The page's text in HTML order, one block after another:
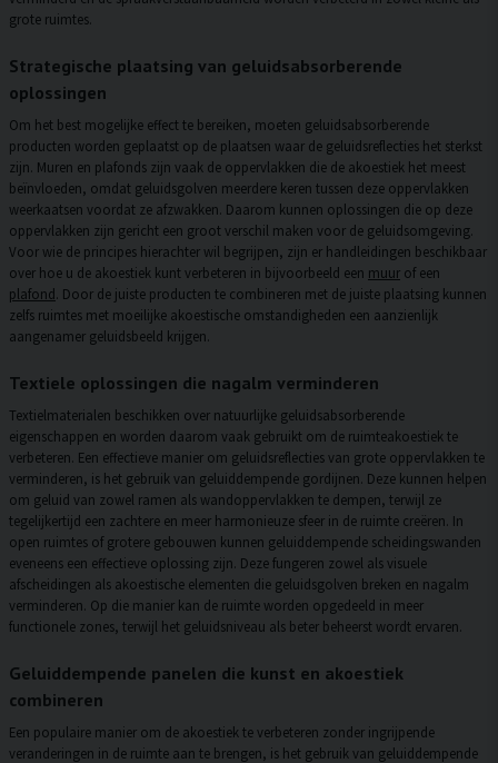
grote ruimtes.
Strategische plaatsing van geluidsabsorberende
oplossingen
Om het best mogelijke effect te bereiken, moeten geluidsabsorberende
producten worden geplaatst op de plaatsen waar de geluidsreflecties het sterkst
zijn. Muren en plafonds zijn vaak de oppervlakken die de akoestiek het meest
beïnvloeden, omdat geluidsgolven meerdere keren tussen deze oppervlakken
weerkaatsen voordat ze afzwakken. Daarom kunnen oplossingen die op deze
oppervlakken zijn gericht een groot verschil maken voor de geluidsomgeving.
Voor wie de principes hierachter wil begrijpen, zijn er handleidingen beschikbaar
over hoe u de akoestiek kunt verbeteren in bijvoorbeeld een muur of een
plafond . Door de juiste producten te combineren met de juiste plaatsing kunnen
zelfs ruimtes met moeilijke akoestische omstandigheden een aanzienlijk
aangenamer geluidsbeeld krijgen.
Textiele oplossingen die nagalm verminderen
Textielmaterialen beschikken over natuurlijke geluidsabsorberende
eigenschappen en worden daarom vaak gebruikt om de ruimteakoestiek te
verbeteren. Een effectieve manier om geluidsreflecties van grote oppervlakken te
verminderen, is het gebruik van geluiddempende gordijnen . Deze kunnen helpen
om geluid van zowel ramen als wandoppervlakken te dempen, terwijl ze
tegelijkertijd een zachtere en meer harmonieuze sfeer in de ruimte creëren. In
open ruimtes of grotere gebouwen kunnen geluiddempende scheidingswanden
eveneens een effectieve oplossing zijn. Deze fungeren zowel als visuele
afscheidingen als akoestische elementen die geluidsgolven breken en nagalm
verminderen. Op die manier kan de ruimte worden opgedeeld in meer
functionele zones, terwijl het geluidsniveau als beter beheerst wordt ervaren.
Geluiddempende panelen die kunst en akoestiek
combineren
Een populaire manier om de akoestiek te verbeteren zonder ingrijpende
veranderingen in de ruimte aan te brengen, is het gebruik van geluiddempende